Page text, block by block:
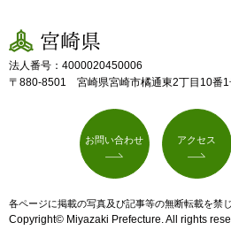
宮崎県
法人番号：4000020450006
〒880-8501 宮崎県宮崎市橘通東2丁目10番1
お問い合わせ アクセス
各ページに掲載の写真及び記事等の無断転載を禁じ
Copyright© Miyazaki Prefecture. All rights